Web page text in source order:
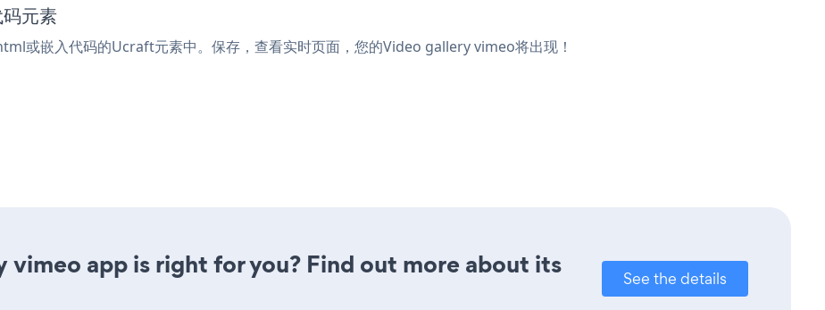
元素
或嵌入代码的Ucraft元素中。保存，查看实时页面，您的Video gallery vimeo将出现！
vimeo app is right for you? Find out more about its
See the details